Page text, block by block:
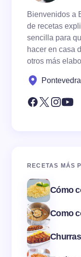
Bienvenidos a
de recetas
sencilla para
hacer en casa
otros más
RECETAS MÁS
Cómo
Como